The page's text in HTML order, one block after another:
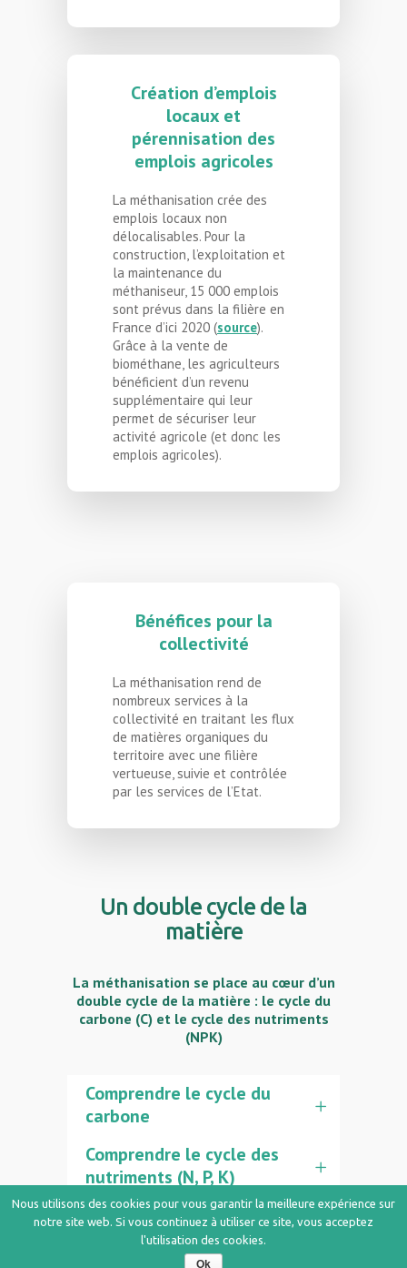
Création d’emplois
locaux et
pérennisation des
emplois agricoles
La méthanisation crée des
emplois locaux non
délocalisables. Pour la
construction, l’exploitation et
la maintenance du
méthaniseur, 15 000 emplois
sont prévus dans la filière en
France d’ici 2020 (source).
Grâce à la vente de
biométhane, les agriculteurs
bénéficient d’un revenu
supplémentaire qui leur
permet de sécuriser leur
activité agricole (et donc les
emplois agricoles).
Bénéfices pour la
collectivité
La méthanisation rend de
nombreux services à la
collectivité en traitant les flux
de matières organiques du
territoire avec une filière
vertueuse, suivie et contrôlée
par les services de l’Etat.
Un double cycle de la
matière
La méthanisation se place au cœur d’un
double cycle de la matière : le cycle du
carbone (C) et le cycle des nutriments
(NPK)
Comprendre le cycle du
carbone
Comprendre le cycle des
nutriments (N, P, K)
Nous utilisons des cookies pour vous garantir la meilleure expérience sur
notre site web. Si vous continuez à utiliser ce site, vous acceptez
l'utilisation des cookies.
Ok